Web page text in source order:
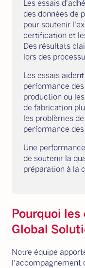
Les essais
des données de
pour soutenir
certification et
Des résultats
lors des
Les essais
performance
production ou
de fabrication
les problèmes
performance
Une
de soutenir la
préparation à la
Pourquoi les
Global
Notre équipe
l'accompagnement